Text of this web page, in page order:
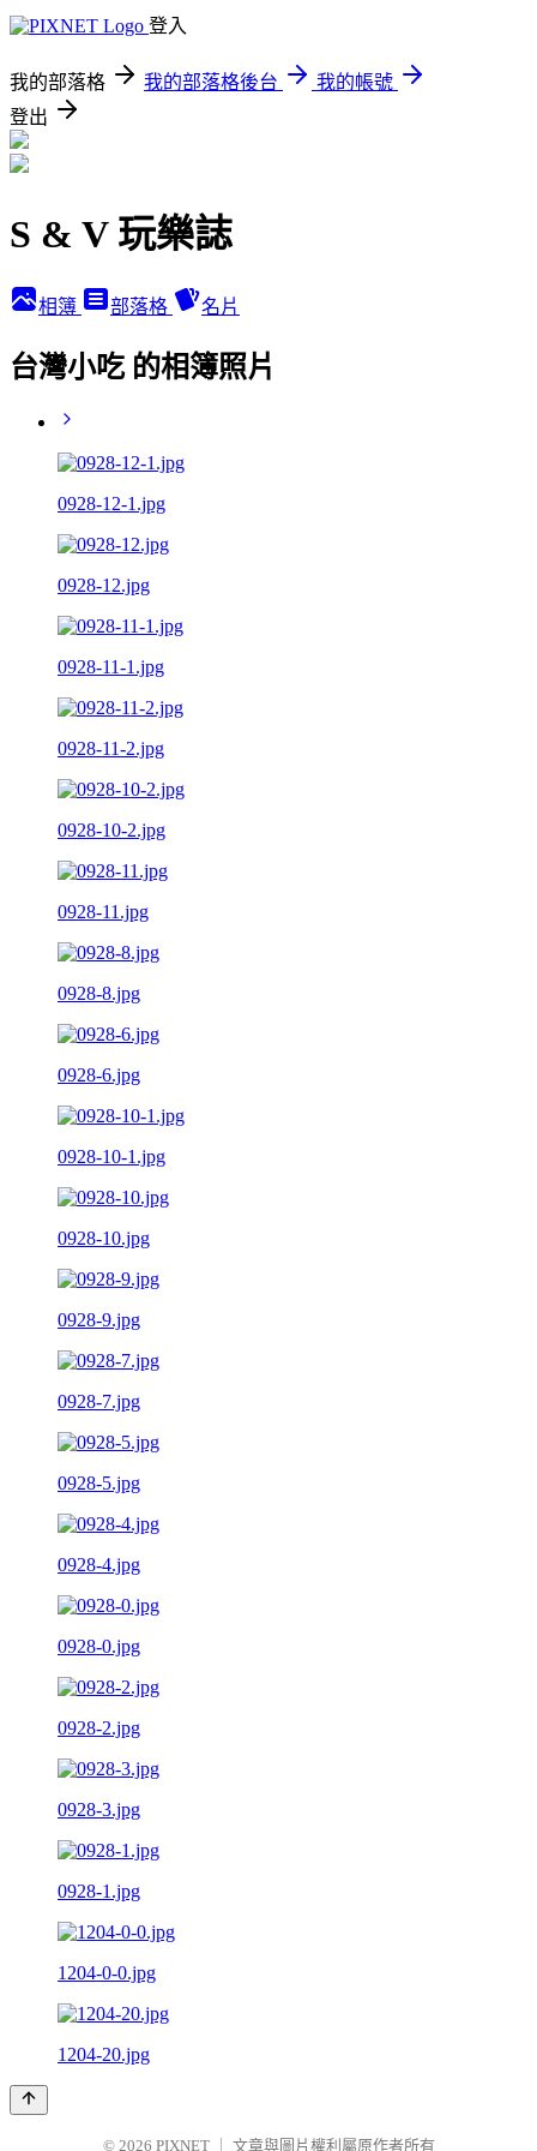
登入
我的部落格 我的部落格後台
我的帳號
登出
S & V 玩樂誌
相簿 部落格 名片
台灣小吃 的相簿照片
0928-12-1.jpg
0928-12.jpg
0928-11-1.jpg
0928-11-2.jpg
0928-10-2.jpg
0928-11.jpg
0928-8.jpg
0928-6.jpg
0928-10-1.jpg
0928-10.jpg
0928-9.jpg
0928-7.jpg
0928-5.jpg
0928-4.jpg
0928-0.jpg
0928-2.jpg
0928-3.jpg
0928-1.jpg
1204-0-0.jpg
1204-20.jpg
© 2026 PIXNET 文章與圖片權利屬原作者所有